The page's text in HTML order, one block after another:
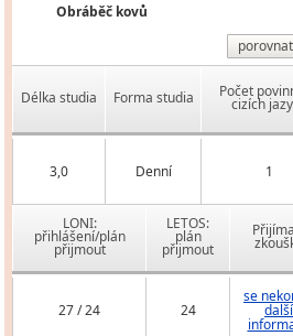
Obráběč kovů
porovnat
Délka studia Forma studia Počet
cizích
3,0 Denní 1
LONI:
přihlášení/plán
přijmout
LETOS:
plán
přijmout
27 / 24 24
se
další